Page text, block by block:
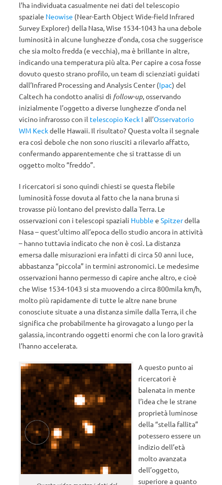
l’ha individuata casualmente nei dati del telescopio
spaziale Neowise (Near-Earth Object Wide-field Infrared
Survey Explorer) della Nasa, Wise 1534-1043 ha una debole
luminosità in alcune lunghezze d’onda, cosa che suggerisce
che sia molto fredda (e vecchia), ma è brillante in altre,
indicando una temperatura più alta. Per capire a cosa fosse
dovuto questo strano profilo, un team di scienziati guidati
dall’Infrared Processing and Analysis Center (Ipac) del
Caltech ha condotto analisi di follow-up, osservando
inizialmente l’oggetto a diverse lunghezze d’onda nel
vicino infrarosso con il telescopio Keck I all’Osservatorio
WM Keckdelle Hawaii. Il risultato? Questa volta il segnale
era così debole che non sono riusciti a rilevarlo affatto,
confermando apparentemente che si trattasse di un
oggetto molto “freddo”.
I ricercatori si sono quindi chiesti se questa flebile
luminosità fosse dovuta al fatto che la nana bruna si
trovasse più lontano del previsto dalla Terra. Le
osservazioni con i telescopi spaziali Hubble e Spitzerdella
Nasa – quest’ultimo all’epoca dello studio ancora in attività
– hanno tuttavia indicato che non è così. La distanza
emersa dalle misurazioni era infatti di circa 50 anni luce,
abbastanza “piccola” in termini astronomici. Le medesime
osservazioni hanno permesso di capire anche altro, e cioè
che Wise 1534-1043 si sta muovendo a circa 800mila km/h,
molto più rapidamente di tutte le altre nane brune
conosciute situate a una distanza simile dalla Terra, il che
significa che probabilmente ha girovagato a lungo per la
galassia, incontrando oggetti enormi che con la loro gravità
l’hanno accelerata.
A questo punto ai
ricercatori è
balenata in mente
l’idea che le strane
proprietà luminose
della “stella fallita”
potessero essere un
indizio dell’età
molto avanzata
dell’oggetto,
superiore a quanto